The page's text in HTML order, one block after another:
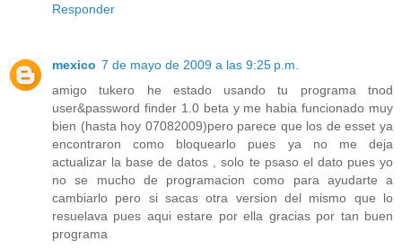
Responder
mexico 7 de mayo de 2009 a las 9:25 p.m.
amigo tukero he estado usando tu programa tnod
user&password finder 1.0 beta y me habia funcionado muy
bien (hasta hoy 07082009)pero parece que los de esset ya
encontraron como bloquearlo pues ya no me deja
actualizar la base de datos , solo te psaso el dato pues yo
no se mucho de programacion como para ayudarte a
cambiarlo pero si sacas otra version del mismo que lo
resuelava pues aqui estare por ella gracias por tan buen
programa